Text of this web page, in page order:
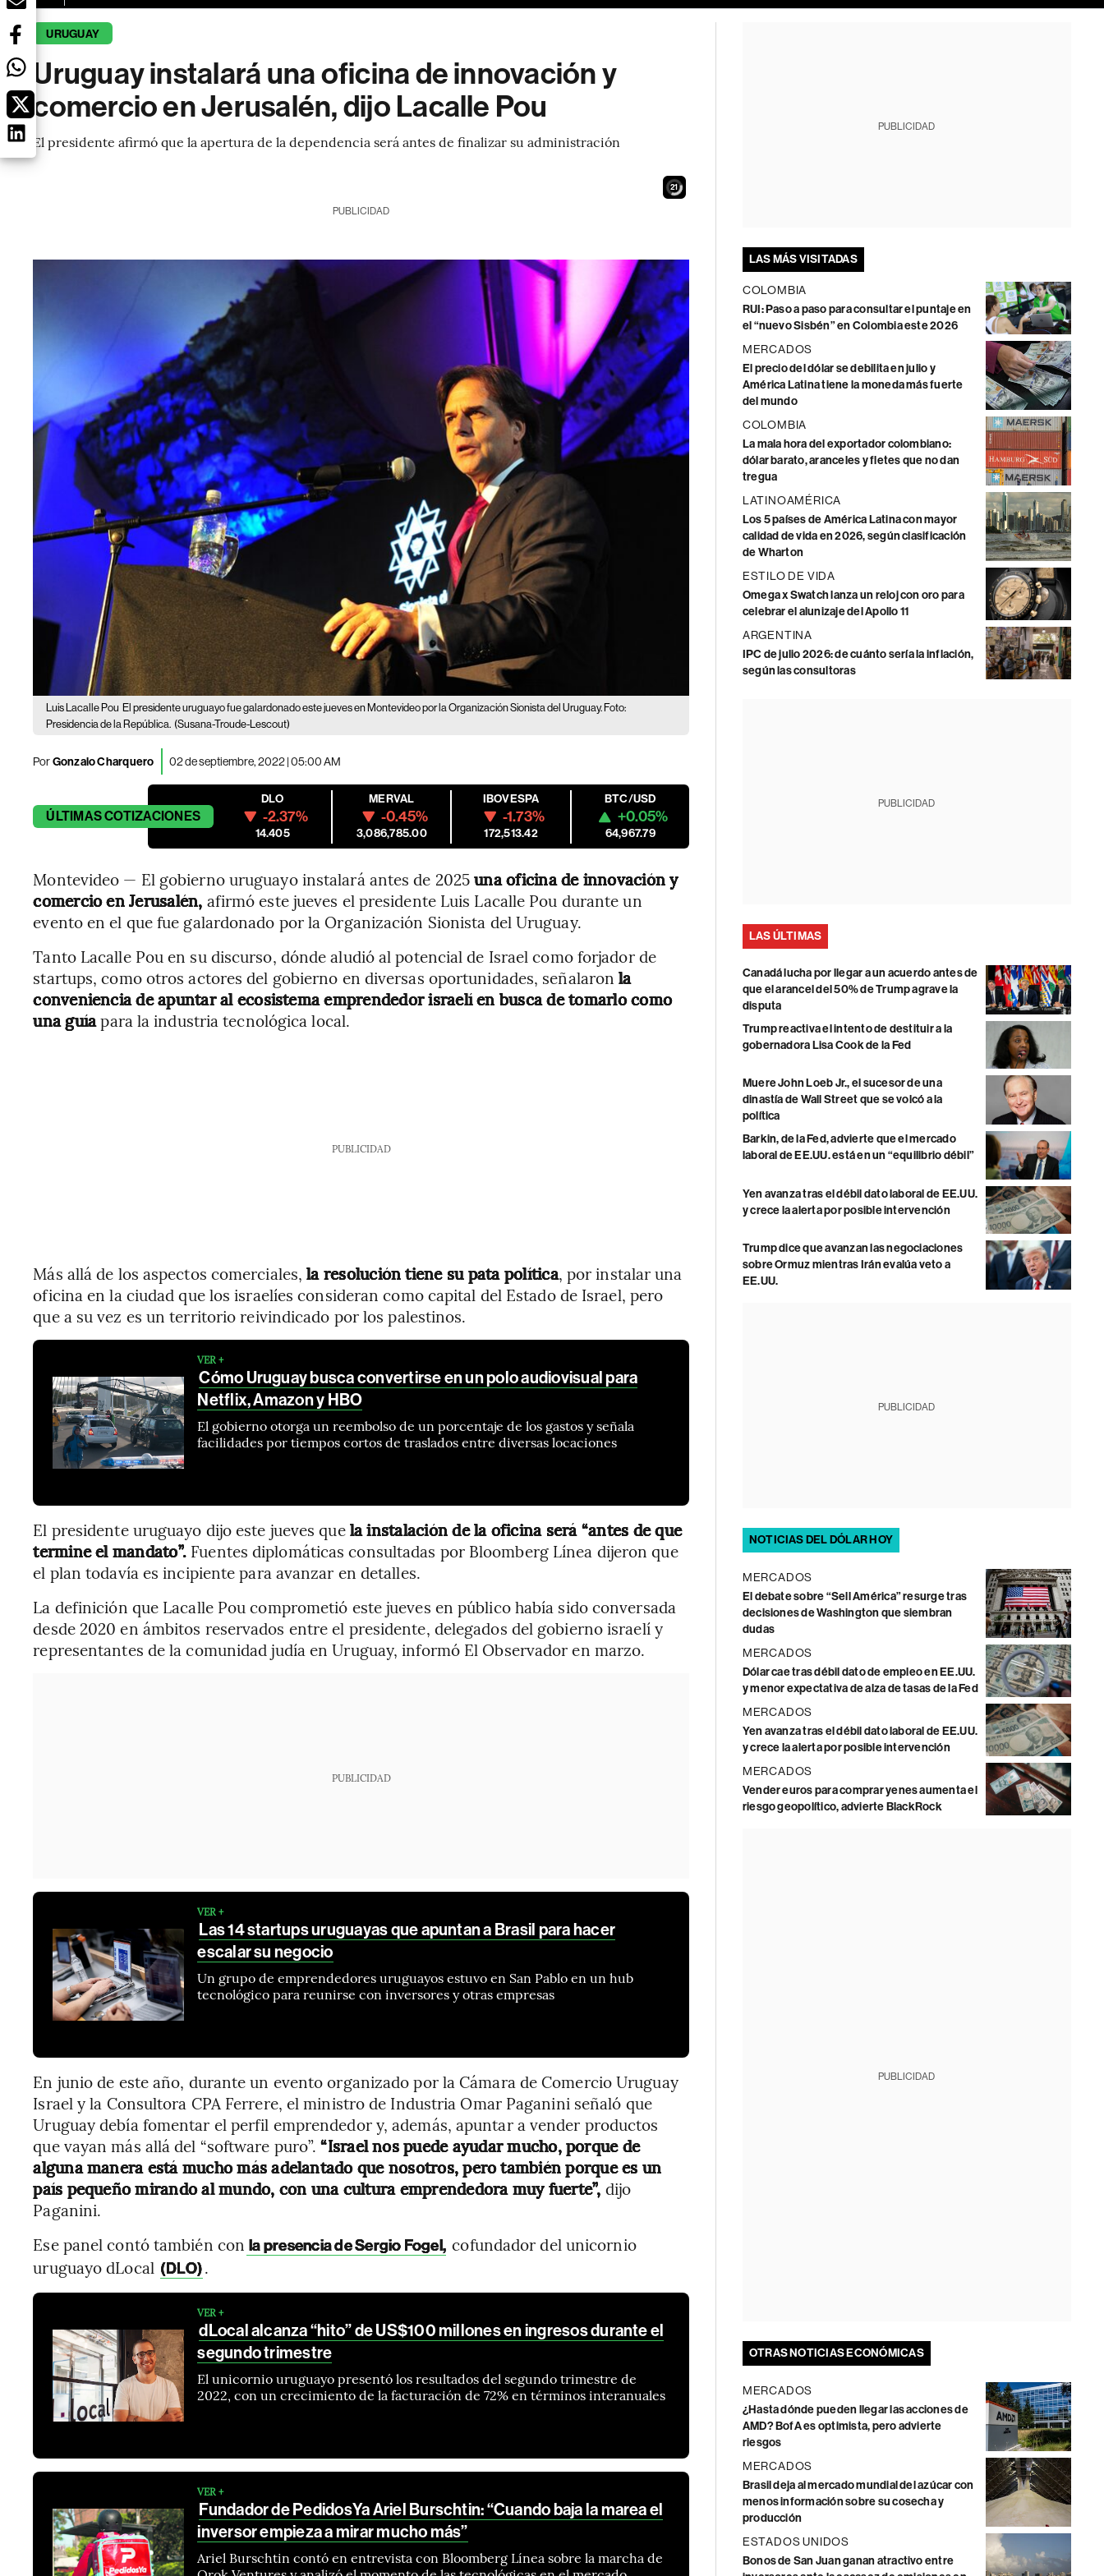
URUGUAY
Uruguay instalará una oficina de innovación y
comercio en Jerusalén, dijo Lacalle Pou
El presidente afirmó que la apertura de la dependencia será antes de finalizar su administración
19
PUBLICIDAD
Luis Lacalle Pou El presidente uruguayo fue galardonado este jueves en Montevideo por la Organización Sionista del Uruguay. Foto:
Presidencia de la República. (Susana-Troude-Lescout)
PorGonzalo Charquero 02 de septiembre, 2022 | 05:00 AM
ÚLTIMASCOTIZACIONES
DLO
-2.37%
14.405
MERVAL
-0.45%
3,086,785.00
IBOVESPA
-1.73%
172,513.42
BTC/USD
+0.05%
64,967.79
Montevideo — El gobierno uruguayo instalará antes de 2025una oficina de innovación y
comercio en Jerusalén, afirmó este jueves el presidente Luis Lacalle Pou durante un
evento en el que fue galardonado por la Organización Sionista del Uruguay.
Tanto Lacalle Pou en su discurso, dónde aludió al potencial de Israel como forjador de
startups, como otros actores del gobierno en diversas oportunidades, señalaronla
conveniencia de apuntar al ecosistema emprendedor israelí en busca de tomarlo como
una guíapara la industria tecnológica local.
PUBLICIDAD
Más allá de los aspectos comerciales,la resolución tiene su pata política, por instalar una
oficina en la ciudad que los israelíes consideran como capital del Estado de Israel, pero
que a su vez es un territorio reivindicado por los palestinos.
VER +
Cómo Uruguay busca convertirse en un polo audiovisual para
Netflix, Amazon y HBO
El gobierno otorga un reembolso de un porcentaje de los gastos y señala
facilidades por tiempos cortos de traslados entre diversas locaciones
El presidente uruguayo dijo este jueves quela instalación de la oficina será “antes de que
termine el mandato”. Fuentes diplomáticas consultadas por Bloomberg Línea dijeron que
el plan todavía es incipiente para avanzar en detalles.
La definición que Lacalle Pou comprometió este jueves en público había sido conversada
desde 2020 en ámbitos reservados entre el presidente, delegados del gobierno israelí y
representantes de la comunidad judía en Uruguay, informó El Observador en marzo.
PUBLICIDAD
VER +
Las 14 startups uruguayas que apuntan a Brasil para hacer
escalar su negocio
Un grupo de emprendedores uruguayos estuvo en San Pablo en un hub
tecnológico para reunirse con inversores y otras empresas
En junio de este año, durante un evento organizado por la Cámara de Comercio Uruguay
Israel y la Consultora CPA Ferrere, el ministro de Industria Omar Paganini señaló que
Uruguay debía fomentar el perfil emprendedor y, además, apuntar a vender productos
que vayan más allá del “software puro”.“Israel nos puede ayudar mucho, porque de
alguna manera está mucho más adelantado que nosotros, pero también porque es un
país pequeño mirando al mundo, con una cultura emprendedora muy fuerte”, dijo
Paganini.
Ese panel contó también con la presencia de Sergio Fogel, cofundador del unicornio
uruguayo dLocal (DLO).
VER +
dLocal alcanza “hito” de US$100 millones en ingresos durante el
segundo trimestre
El unicornio uruguayo presentó los resultados del segundo trimestre de
2022, con un crecimiento de la facturación de 72% en términos interanuales
VER +
Fundador de PedidosYa Ariel Burschtin: “Cuando baja la marea el
inversor empieza a mirar mucho más”
Ariel Burschtin contó en entrevista con Bloomberg Línea sobre la marcha de
PUBLICIDAD
LAS MÁS VISITADAS
COLOMBIA
RUI: Paso a paso para consultar el puntaje en
el “nuevo Sisbén” en Colombia este 2026
MERCADOS
El precio del dólar se debilita en julio y
América Latina tiene la moneda más fuerte
del mundo
COLOMBIA
La mala hora del exportador colombiano:
dólar barato, aranceles y fletes que no dan
tregua
LATINOAMÉRICA
Los 5 países de América Latina con mayor
calidad de vida en 2026, según clasificación
de Wharton
ESTILO DE VIDA
Omega x Swatch lanza un reloj con oro para
celebrar el alunizaje del Apollo 11
ARGENTINA
IPC de julio 2026: de cuánto sería la inflación,
según las consultoras
PUBLICIDAD
LAS ÚLTIMAS
Canadá lucha por llegar a un acuerdo antes de
que el arancel del 50% de Trump agrave la
disputa
Trump reactiva el intento de destituir a la
gobernadora Lisa Cook de la Fed
Muere John Loeb Jr., el sucesor de una
dinastía de Wall Street que se volcó a la
política
Barkin, de la Fed, advierte que el mercado
laboral de EE.UU. está en un “equilibrio débil”
Yen avanza tras el débil dato laboral de EE.UU.
y crece la alerta por posible intervención
Trump dice que avanzan las negociaciones
sobre Ormuz mientras Irán evalúa veto a
EE.UU.
PUBLICIDAD
NOTICIAS DEL DÓLAR HOY
MERCADOS
El debate sobre “Sell América” resurge tras
decisiones de Washington que siembran
dudas
MERCADOS
Dólar cae tras débil dato de empleo en EE.UU.
y menor expectativa de alza de tasas de la Fed
MERCADOS
Yen avanza tras el débil dato laboral de EE.UU.
y crece la alerta por posible intervención
MERCADOS
Vender euros para comprar yenes aumenta el
riesgo geopolítico, advierte BlackRock
PUBLICIDAD
OTRAS NOTICIAS ECONÓMICAS
MERCADOS
¿Hasta dónde pueden llegar las acciones de
AMD? BofA es optimista, pero advierte
riesgos
MERCADOS
Brasil deja al mercado mundial del azúcar con
menos información sobre su cosecha y
producción
ESTADOS UNIDOS
Bonos de San Juan ganan atractivo entre